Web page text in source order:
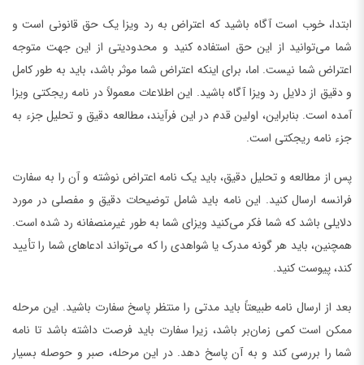
ابتدا، خوب است آگاه باشید که اعتراض به رد ویزا یک حق قانونی است و
شما می‌توانید از این حق استفاده کنید و محدودیتی از این جهت متوجه
اعتراض شما نیست. اما، برای اینکه اعتراض شما موثر باشد، باید به طور کامل
و دقیق از دلایل رد ویزا آگاه باشید. این اطلاعات معمولاً در نامه ریجکتی ویزا
آمده است. بنابراین، اولین قدم در این فرآیند، مطالعه دقیق و تحلیل جزء به
جزء نامه ریجکتی است.
پس از مطالعه و تحلیل دقیق، باید یک نامه اعتراض نوشته و آن را به سفارت
فرانسه ارسال کنید. این نامه باید شامل توضیحات دقیق و مفصلی در مورد
دلایلی باشد که شما فکر می‌کنید ویزای شما به طور غیرمنصفانه رد شده است.
همچنین، باید هر گونه مدرک یا شواهدی را که می‌تواند ادعاهای شما را تأیید
کند، پیوست کنید.
بعد از ارسال نامه طبیعتاً باید مدتی را منتظر پاسخ سفارت باشید. این مرحله
ممکن است کمی زمان‌بر باشد، زیرا سفارت باید فرصت داشته باشد تا نامه
شما را بررسی کند و به آن پاسخ دهد. در این مرحله، صبر و حوصله بسیار